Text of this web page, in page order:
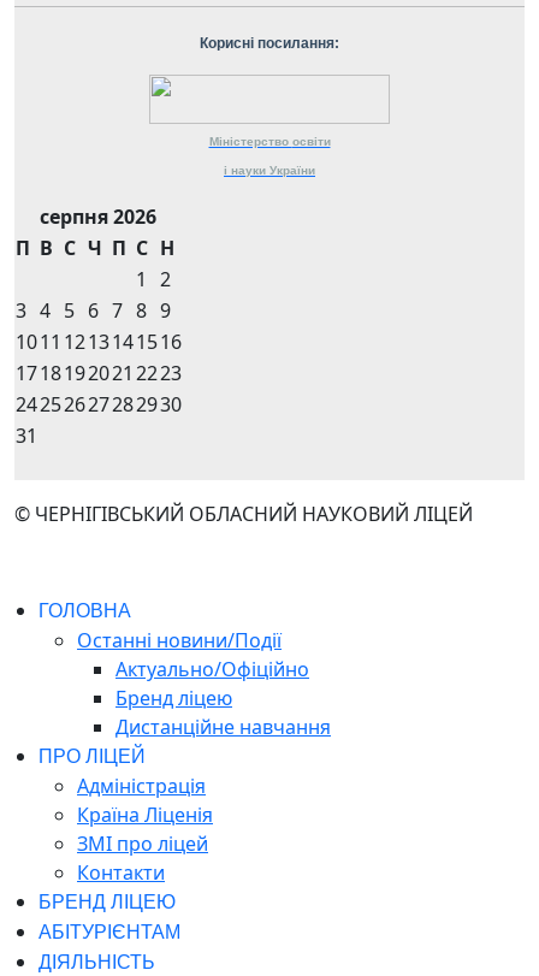
Корисні посилання:
Міністерство освіти
і науки України
серпня 2026
П В С Ч П С Н
1
2
3 4 5 6 7 8 9
1011 1213141516
1718192021 2223
24252627282930
31
© ЧЕРНІГІВСЬКИЙ ОБЛАСНИЙ НАУКОВИЙ ЛІЦЕЙ
ГОЛОВНА
Останні новини/Події
Актуально/Офіційно
Бренд ліцею
Дистанційне навчання
ПРО ЛІЦЕЙ
Адміністрація
Країна Ліценія
ЗМІ про ліцей
Контакти
БРЕНД ЛІЦЕЮ
АБІТУРІЄНТАМ
ДІЯЛЬНІСТЬ